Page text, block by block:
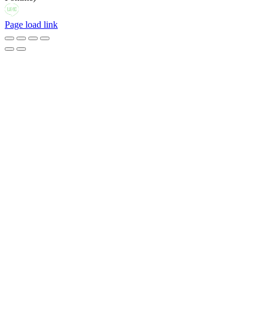
LINEFacebook
Email:
Page load link